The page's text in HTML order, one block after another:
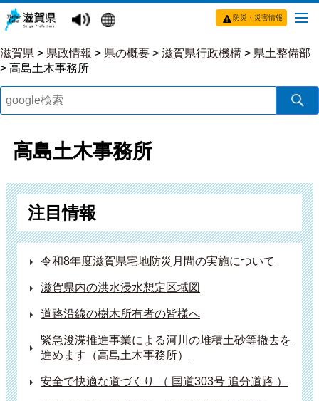
防災・災害情報
滋賀県 > 県政情報 > 県の概要 > 滋賀県行政機構 > 県土整備部
> 高島土木事務所
高島土木事務所
注目情報
令和8年度滋賀県宅地防災月間の実施について
滋賀県内の洪水浸水想定区域図
道路沿線の樹木所有者の皆様へ
緊急浚渫推進事業による河川の堆積土砂等撤去を
進めます（高島土木事務所）
安全で快適な道づくり （ 国道303号 追分道路 ）